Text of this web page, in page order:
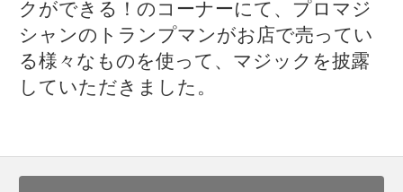
クができる！のコーナーにて、プロマジ
シャンのトランプマンがお店で売ってい
る様々なものを使って、マジックを披露
していただきました。